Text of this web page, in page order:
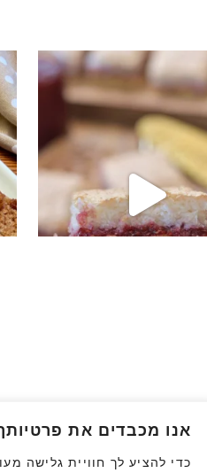
אנו מכבדים את
כדי להציע לך חוויית גלישה
אותה!! קערה וכ